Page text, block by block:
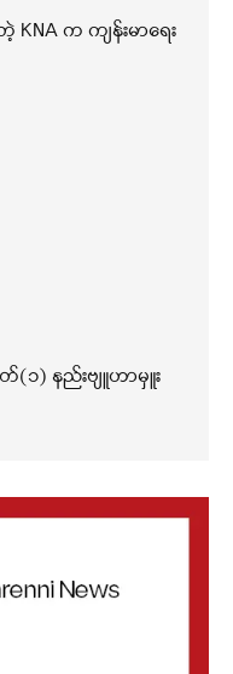
KNA က ကျန်းမာရေး
၁) နည်းဗျူဟာမှူး